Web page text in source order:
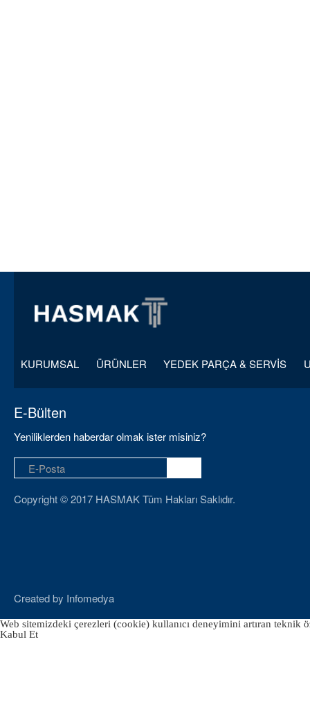
KURUMSAL ÜRÜNLER YEDEK PARÇA & SERVİS
E-Bülten
Yeniliklerden haberdar olmak ister misiniz?
Copyright © 2017 HASMAK Tüm Hakları Saklıdır.
Created by Infomedya
Web sitemizdeki çerezleri (cookie) kullanıcı deneyimini artıran
Kabul Et